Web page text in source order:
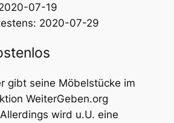
07-19
2020-07-29
gibt seine Möbelstücke im
WeiterGeben.org
wird u.U. eine